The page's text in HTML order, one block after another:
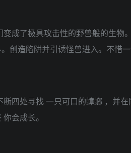
了极具攻击性的野兽般的生物
创造陷阱并引诱怪兽进入。不惜一
四处寻找 一只可口的蟑螂 ，并
会成长。